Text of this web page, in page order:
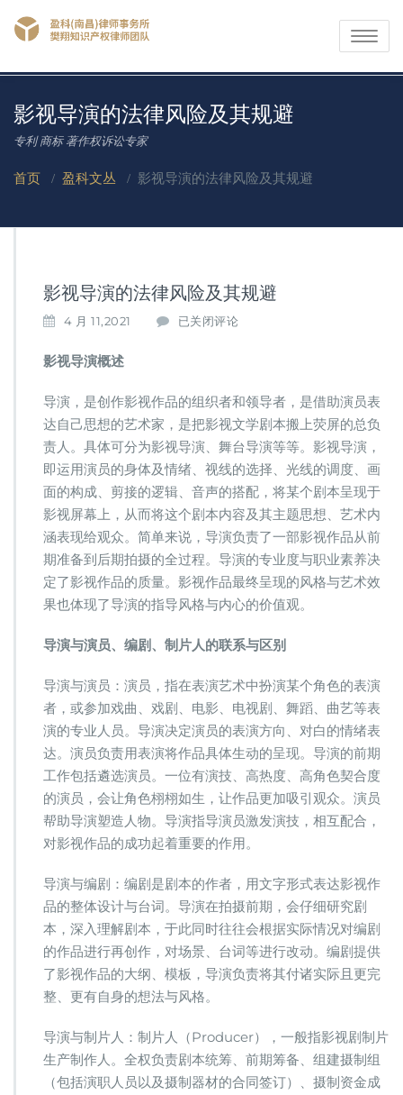
Toggle
影视导演的法律风险及其规避
专利 商标 著作权诉讼专家
首页 / 盈科文丛 / 影视导演的法律风险及其规避
影视导演的法律风险及其规避
4 月 11,2021
影
的
法
律
风
险
及
其
规
避
已关闭评论
影视导演概述
导演，是创作影视作品的组织者和领导者，是借助演员表
达自己思想的艺术家，是把影视文学剧本搬上荧屏的总负
责人。具体可分为影视导演、舞台导演等等。影视导演，
即运用演员的身体及情绪、视线的选择、光线的调度、画
面的构成、剪接的逻辑、音声的搭配，将某个剧本呈现于
影视屏幕上，从而将这个剧本内容及其主题思想、艺术内
涵表现给观众。简单来说，导演负责了一部影视作品从前
期准备到后期拍摄的全过程。导演的专业度与职业素养决
定了影视作品的质量。影视作品最终呈现的风格与艺术效
果也体现了导演的指导风格与内心的价值观。
导演与演员、编剧、制片人的联系与区别
导演与演员：演员，指在表演艺术中扮演某个角色的表演
者，或参加戏曲、戏剧、电影、电视剧、舞蹈、曲艺等表
演的专业人员。导演决定演员的表演方向、对白的情绪表
达。演员负责用表演将作品具体生动的呈现。导演的前期
工作包括遴选演员。一位有演技、高热度、高角色契合度
的演员，会让角色栩栩如生，让作品更加吸引观众。演员
帮助导演塑造人物。导演指导演员激发演技，相互配合，
对影视作品的成功起着重要的作用。
导演与编剧：编剧是剧本的作者，用文字形式表达影视作
品的整体设计与台词。导演在拍摄前期，会仔细研究剧
本，深入理解剧本，于此同时往往会根据实际情况对编剧
的作品进行再创作，对场景、台词等进行改动。编剧提供
了影视作品的大纲、模板，导演负责将其付诸实际且更完
整、更有自身的想法与风格。
导演与制片人：制片人（Producer），一般指影视剧制片
生产制作人。全权负责剧本统筹、前期筹备、组建摄制组
（包括演职人员以及摄制器材的合同签订）、摄制资金成